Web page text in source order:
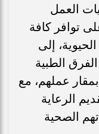
العمل
توافر كافة
إلى
الطبية
بمقار عملهم، مع
الرعاية
الصحية